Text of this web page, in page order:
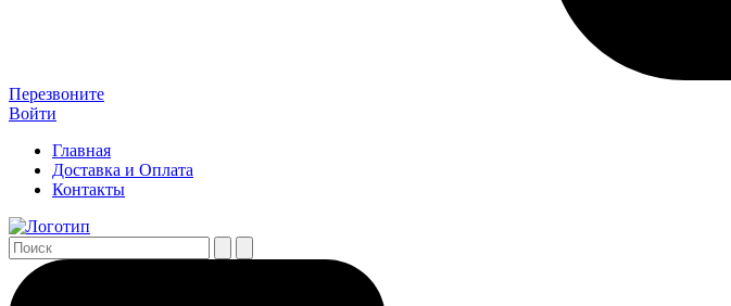
Перезвоните
Войти
Главная
Доставка и Оплата
Контакты